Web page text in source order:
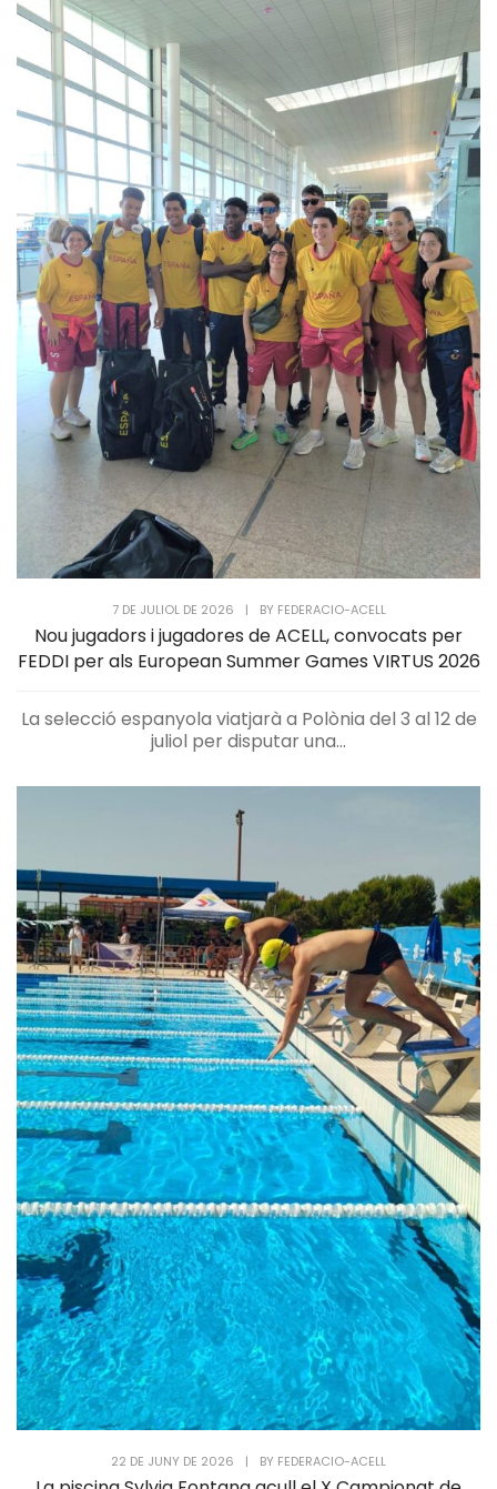
7 DE JULIOL DE 2026 | BY FEDERACIO-ACELL
Nou jugadors i jugadores de ACELL, convocats per
FEDDI per als European Summer Games VIRTUS 2026
La selecció espanyola viatjarà a Polònia del 3 al 12 de
juliol per disputar una...
22 DE JUNY DE 2026 | BY FEDERACIO-ACELL